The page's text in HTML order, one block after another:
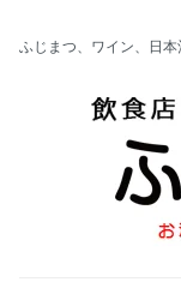
ふじまつ、ワイン、日